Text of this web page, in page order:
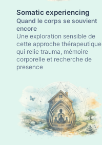
Somatic experiencing
Quand le corps se souvient
encore
Une exploration sensible de
cette approche thérapeutique
qui relie trauma, mémoire
corporelle et recherche de
presence